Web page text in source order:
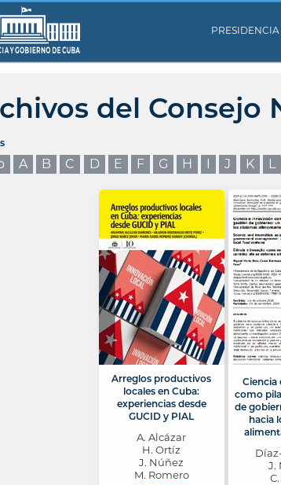
PRESIDENCIA
del Consejo
A B C D E F G H I J K L
Arreglos productivos
locales en Cuba:
experiencias desde
GUCID y PIAL
A. Alcázar
H. Ortíz
J. Núñez
M. Romero
Ciencia
como
de
hacia
J.